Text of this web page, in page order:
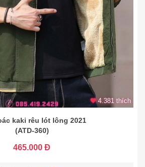
4.381 thích
kaki rêu lót lông 2021
(ATD-360)
465.000 Đ